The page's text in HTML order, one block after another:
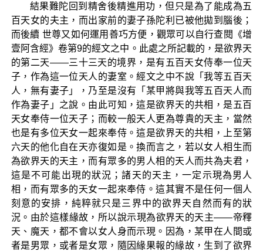
結果難陀回到精舍後精進用功，但只是為了能成為五
百天女的夫主，而出家前的妻子孫陀利已被他拋到腦後；
而後續 世尊又如何運用善巧方便，觀眾可以自行查閱《增
壹阿含經》卷第9的經文之中。此處之所記載的，是欲界天
的第二天——三十三天的境界，是有五百天女侍奉一位天
子，作為這一位天人的妻室。經文之中不說「我等五百天
人，無有妻子」，乃至是沒有「某甲將與我等五百天人而
作為妻子」之說。由此可知，這是欲界天的共相，是五百
天女奉侍一位天子；而較一般天人更為尊貴的天主，當然
也是有多位天女一起來奉侍。這是欲界天的共相，上至第
六天的他化自在天亦復如是。換而言之，若以女人相生而
為欲界天的天主，而有眾多的男人相的天人而共為夫君，
這是不可能出現的狀況；諸天的天主，一定示現為男人
相，而有眾多的天女一起來奉侍。這其實不是任何一個人
刻意的安排，純粹就只是三界中的欲界天自然而有的狀
況。由於這樣緣故，所以說示現為欲界天的天主——帝釋
天、魔天，都不會以女人身而示現。因為，某甲在人間或
者是男眾，或者是女眾，隨因緣果報的緣故，生到了欲界